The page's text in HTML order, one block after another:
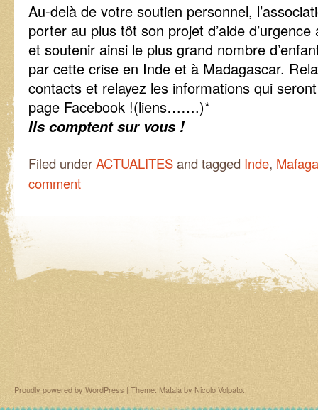
Au-delà de votre soutien personnel,
porter au plus tôt son projet d’aide
et soutenir ainsi le plus grand nombre
par cette crise en Inde et à Madagascar.
contacts et relayez les informations qui
page Facebook !(liens…….)*
Ils comptent sur vous !
Filed underACTUALITESand tagged Inde,
comment
Proudly powered by WordPress | Theme: Matala by Nicolo Volpato.